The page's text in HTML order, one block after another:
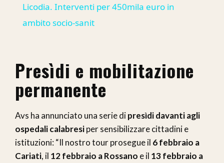
Licodia. Interventi per 450mila euro in
ambito socio-sanit
Presìdi e mobilitazione
permanente
Avs ha annunciato una serie dipresìdi davanti agli
ospedali calabresiper sensibilizzare cittadini e
istituzioni: “Il nostro tour prosegue il 6 febbraio a
Cariati, il 12 febbraio a Rossano e il 13 febbraio a